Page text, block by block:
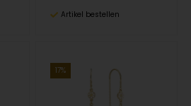
Artikel bestellen
17%